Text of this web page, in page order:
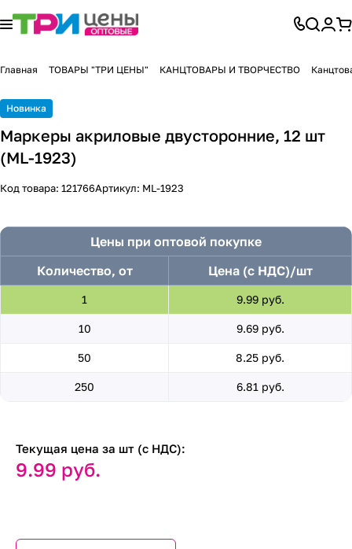
Главная ТОВАРЫ "ТРИ ЦЕНЫ" КАНЦТОВАРЫ И ТВОРЧЕСТВО
Новинка
Маркеры акриловые двусторонние, 12 шт
(ML-1923)
Код товара: 121766Артикул: ML-1923
Цены при оптовой покупке
Количество, от
Цена (с НДС)/шт
1 9.99 руб.
10 9.69 руб.
50 8.25 руб.
250 6.81 руб.
Текущая цена за шт (с НДС):
9.99 руб.